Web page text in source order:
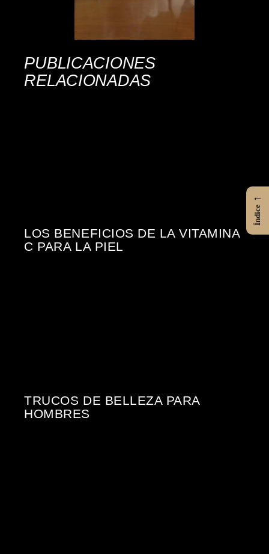
PUBLICACIONES
RELACIONADAS
LOS BENEFICIOS DE LA VITAMINA
C PARA LA PIEL
TRUCOS DE BELLEZA PARA
HOMBRES
←
Índice